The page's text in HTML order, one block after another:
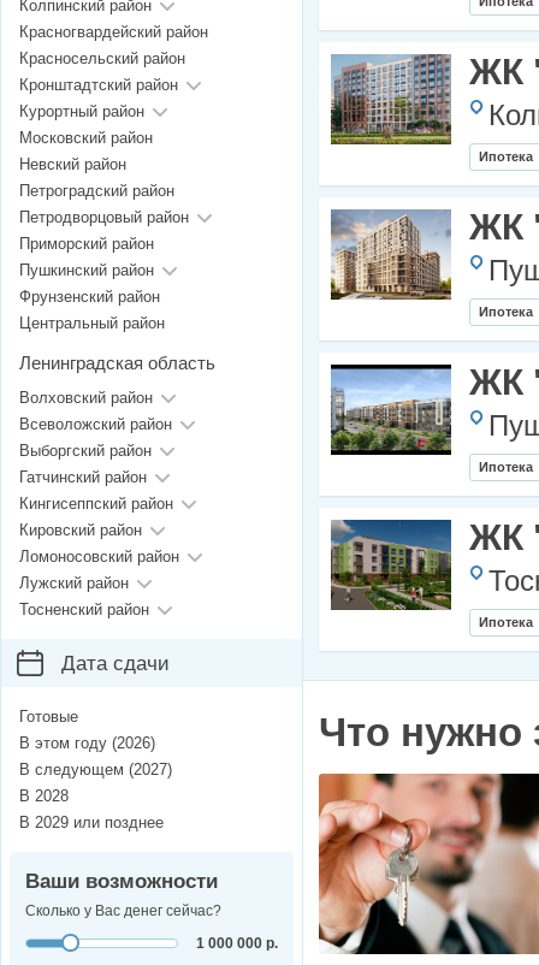
ЖК
Ипотека
ЖК
Ипотека
ЖК
Ипотека
ЖК
Ипотека
Что нужно
Колпинский район
Красногвардейский район
Красносельский район
Кронштадтский район
Курортный район
Московский район
Невский район
Петроградский район
Петродворцовый район
Приморский район
Пушкинский район
Фрунзенский район
Центральный район
Ленинградская область
Волховский район
Всеволожский район
Выборгский район
Гатчинский район
Кингисеппский район
Кировский район
Ломоносовский район
Лужский район
Тосненский район
Дата сдачи
Готовые
В этом году (2026)
В следующем (2027)
В 2028
В 2029 или позднее
Ваши возможности
Сколько у Вас денег сейчас?
1 000 000 р.